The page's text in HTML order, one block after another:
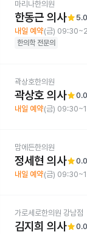
마리나한의원
한동근 의사star5.0
내일 예약(금)
한의학 전문의
곽상호한의원
곽상호 의사star0.0
내일 예약(금)
맘에든한의원
정세현 의사star0.0
내일 예약(금)
가로세로한의원 강남점
김지희 의사star0.0